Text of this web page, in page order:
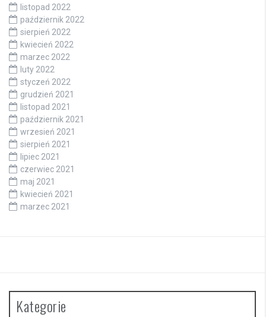
listopad 2022
październik 2022
sierpień 2022
kwiecień 2022
marzec 2022
luty 2022
styczeń 2022
grudzień 2021
listopad 2021
październik 2021
wrzesień 2021
sierpień 2021
lipiec 2021
czerwiec 2021
maj 2021
kwiecień 2021
marzec 2021
Kategorie